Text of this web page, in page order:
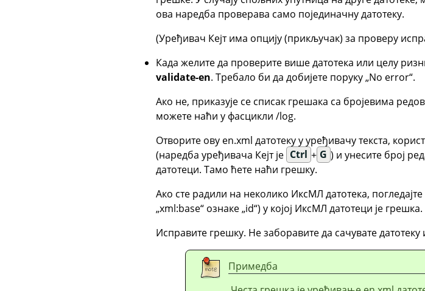
ова наредба проверава само појединачну датотеку.
(Уређивач Кејт има опцију (прикључак) за проверу
Када желите да проверите више датотека или целу
validate-en. Требало би да добијете поруку„No error“.
Ако не, приказује се списак грешакa са бројевима
можете наћи у фасцикли /log.
Отворите ову en.xml датотеку у уређивачу текста,
(наредба уређивача Кејт је Ctrl + G ) и унесите број
датотеци. Тамо ћете наћи грешку.
Ако сте радили на неколико ИксМЛ датотека,
„xml:base“ ознаке„id“) у којој ИксМЛ датотеци је грешка.
Исправите грешку. Не заборавите да сачувате
Примедба